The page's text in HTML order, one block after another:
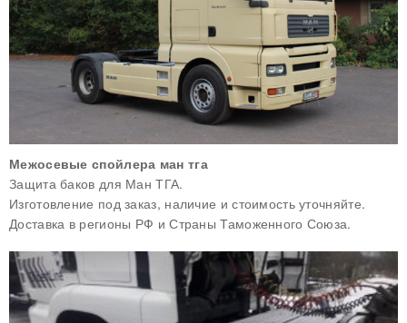
Межосевые спойлера ман тга
Защита баков для Ман ТГА.
Изготовление под заказ, наличие и стоимость уточняйте.
Доставка в регионы РФ и Страны Таможенного Союза.